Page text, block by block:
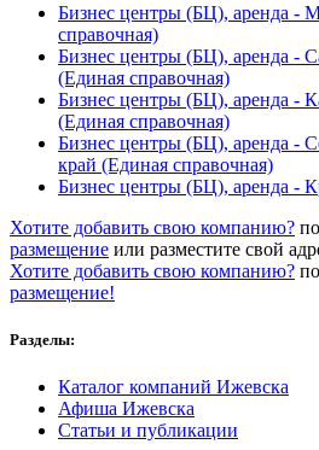
Бизнес центры (БЦ), аренда -
справочная)
Бизнес центры (БЦ), аренда -
(Единая справочная)
Бизнес центры (БЦ), аренда -
(Единая справочная)
Бизнес центры (БЦ), аренда -
край (Единая справочная)
Бизнес центры (БЦ), аренда -
Хотите добавить свою компанию?
размещение или разместите свой
Хотите добавить свою компанию?
размещение!
Разделы:
Каталог компаний Ижевска
Афиша Ижевска
Статьи и публикации